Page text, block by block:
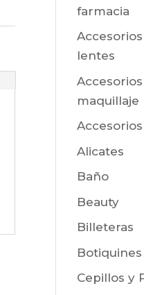
farmacia
lentes
maquillaje
Alicates
Baño
Beauty
Billeteras
Botiquines
Cepillos y